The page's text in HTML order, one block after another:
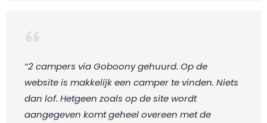
“2 campers via Goboony gehuurd. Op de
website is makkelijk een camper te vinden. Niets
dan lof. Hetgeen zoals op de site wordt
aangegeven komt geheel overeen met de